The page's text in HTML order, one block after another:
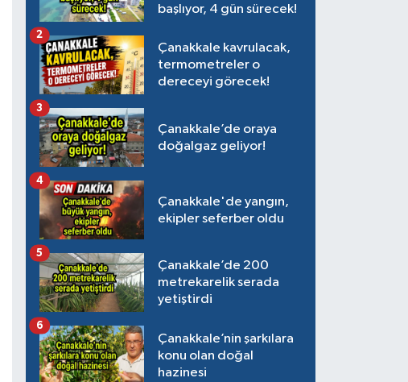
başlıyor, 4 gün sürecek!
Çanakkale kavrulacak,
termometreler o
dereceyi görecek!
2
Çanakkale’de oraya
doğalgaz geliyor!
3
Çanakkale'de yangın,
ekipler seferber oldu
4
Çanakkale’de 200
metrekarelik serada
yetiştirdi
5
Çanakkale’nin şarkılara
konu olan doğal
hazinesi
6